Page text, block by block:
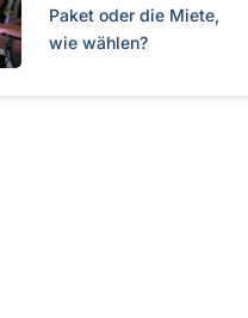
Paket oder die Miete,
wie wählen?